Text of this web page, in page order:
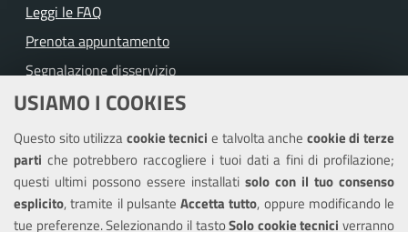
USIAMO I COOKIES
Questo sito utilizzacookie tecnicie talvolta anche cookie di terze
parti che potrebbero raccogliere i tuoi dati a fini di profilazione;
questi ultimi possono essere installati solo con il tuo consenso
esplicito, tramite il pulsante Accetta tutto, oppure modificando le
tue preferenze. Selezionando il tastoSolo cookie tecnici verranno
Leggi le FAQ
Prenota appuntamento
Segnalazione disservizio
Richiesta assistenza
Amministrazione trasparente
Informativa privacy
Note legali